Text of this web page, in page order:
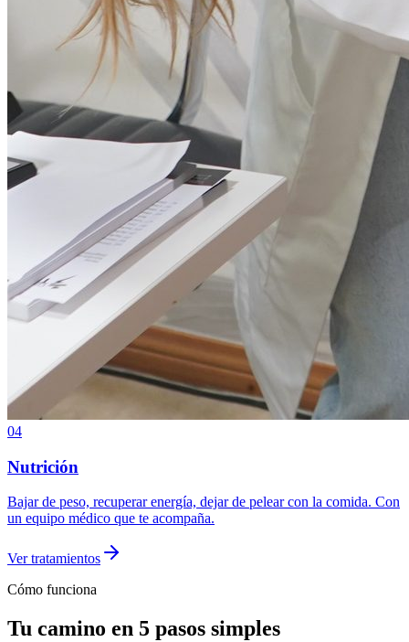
04
Nutrición
Bajar de peso, recuperar energía, dejar de pelear con la comida. Con
un equipo médico que te acompaña.
Ver tratamientos
Cómo funciona
Tu camino en 5 pasos simples